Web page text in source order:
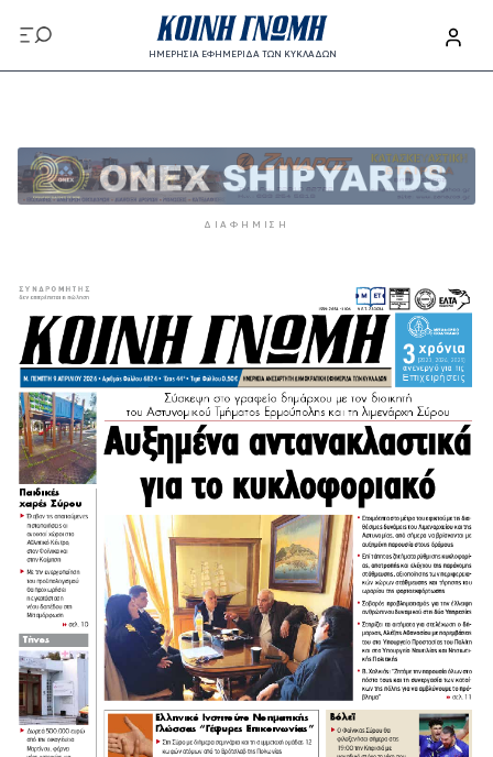
Παράκαμψη προς το κυρίως περιεχόμενο
ΗΜΕΡΗΣΙΑ ΕΦΗΜΕΡΙΔΑ ΤΩΝ ΚΥΚΛΑΔΩΝ
ΔΙΑΦΉΜΙΣΗ